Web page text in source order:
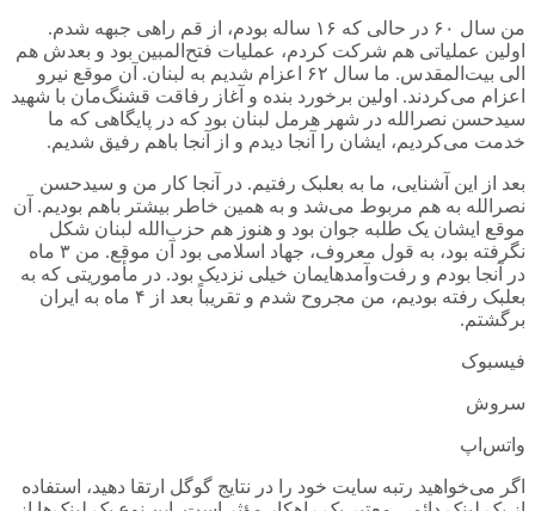
من سال ۶۰ در حالی که ۱۶ ساله بودم، از قم راهی جبهه شدم.
اولین عملیاتی هم شرکت کردم، عملیات فتح‌المبین بود و بعدش هم
الی بیت‌المقدس. ما سال ۶۲ اعزام شدیم به لبنان. آن موقع نیرو
اعزام می‌کردند. اولین برخورد بنده و آغاز رفاقت قشنگ‌مان با شهید
سیدحسن نصرالله در شهر هرمل لبنان بود که در پایگاهی که ما
خدمت می‌کردیم، ایشان را آنجا دیدم و از آنجا باهم رفیق شدیم.
بعد از این آشنایی، ما به بعلبک رفتیم. در آنجا کار من و سیدحسن
نصرالله به هم مربوط می‌شد و به همین خاطر بیشتر باهم بودیم. آن
موقع ایشان یک طلبه جوان بود و هنوز هم حزب‌الله لبنان شکل
نگرفته بود، به قول معروف، جهاد اسلامی بود آن موقع. من ۳ ماه
در آنجا بودم و رفت‌وآمدهایمان خیلی نزدیک بود. در مأموریتی که به
بعلبک رفته بودیم، من مجروح شدم و تقریباً بعد از ۴ ماه به ایران
برگشتم.
فیسبوک
سروش
واتس‌اپ
اگر می‌خواهید رتبه سایت خود را در نتایج گوگل ارتقا دهید، استفاده